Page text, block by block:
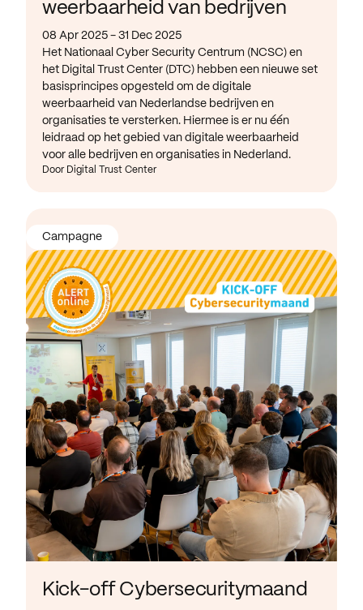
weerbaarheid van bedrijven
08 Apr 2025 - 31 Dec 2025
Het Nationaal Cyber Security Centrum (NCSC) en
het Digital Trust Center (DTC) hebben een nieuwe set
basisprincipes opgesteld om de digitale
weerbaarheid van Nederlandse bedrijven en
organisaties te versterken. Hiermee is er nu één
leidraad op het gebied van digitale weerbaarheid
voor alle bedrijven en organisaties in Nederland.
Door Digital Trust Center
Kick-off Cybersecuritymaand
Campagne